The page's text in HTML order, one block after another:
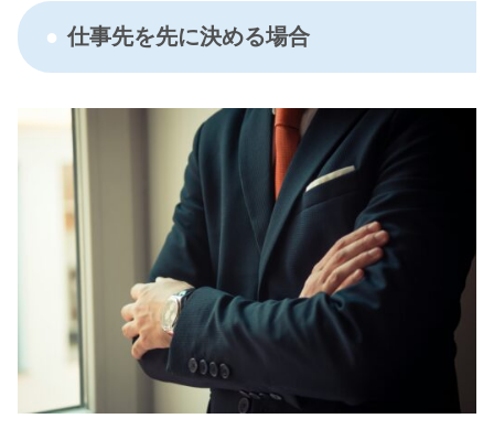
仕事先を先に決める場合